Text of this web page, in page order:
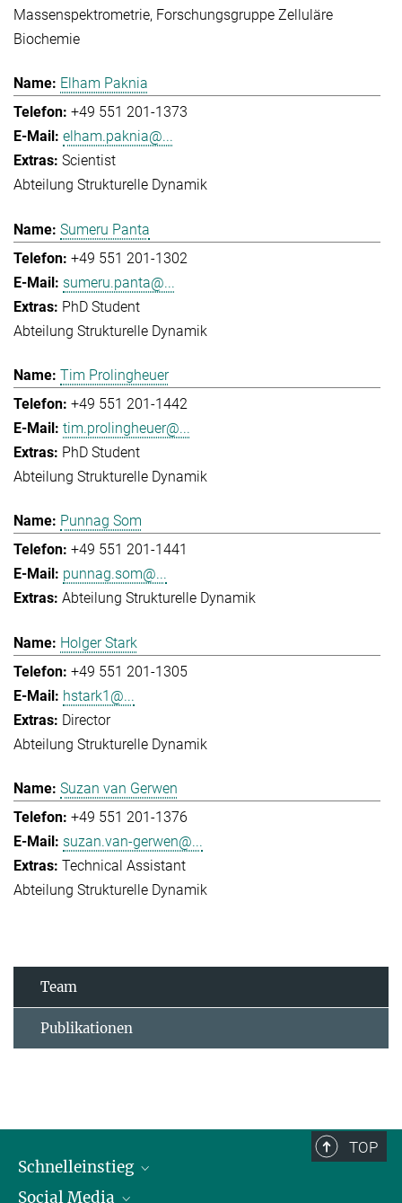
Massenspektrometrie Forschungsgruppe Zelluläre
Biochemie
Elham Paknia
+49 551 201-1373
elham.paknia@...
Scientist
Abteilung Strukturelle Dynamik
Sumeru Panta
+49 551 201-1302
sumeru.panta@...
PhD Student
Abteilung Strukturelle Dynamik
Tim Prolingheuer
+49 551 201-1442
tim.prolingheuer@...
PhD Student
Abteilung Strukturelle Dynamik
Punnag Som
+49 551 201-1441
punnag.som@...
Abteilung Strukturelle Dynamik
Holger Stark
+49 551 201-1305
hstark1@...
Director
Abteilung Strukturelle Dynamik
Suzan van Gerwen
+49 551 201-1376
suzan.van-gerwen@...
Technical Assistant
Abteilung Strukturelle Dynamik
Team
Publikationen
TOP
Schnelleinstieg
Alumni
Social Media